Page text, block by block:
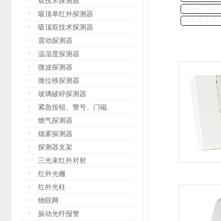
吸顶单红外探测器
吸顶双技术探测器
震动探测器
温湿度探测器
微波探测器
微位移探测器
玻璃破碎探测器
紧急按钮、警号、门磁
燃气探测器
烟雾探测器
探测器支架
三光束红外对射
红外光栅
红外光柱
物联网
振动光纤报警